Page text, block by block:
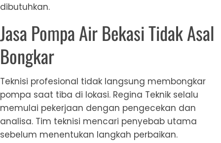
dibutuhkan.
Jasa Pompa Air Bekasi Tidak Asal
Bongkar
Teknisi profesional tidak langsung membongkar
pompa saat tiba di lokasi. Regina Teknik selalu
memulai pekerjaan dengan pengecekan dan
analisa. Tim teknisi mencari penyebab utama
sebelum menentukan langkah perbaikan.